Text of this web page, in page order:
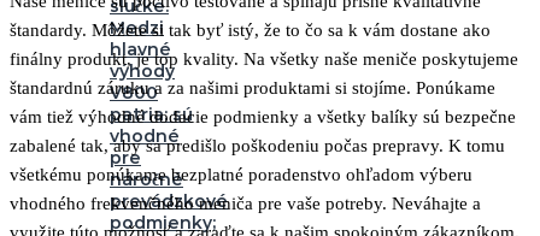
slučke.
Medzi
hlavné
výhody
V800
patria: sú
vhodné
pre
náročné
prevádzkové
podmienky;
štandardy. Môžete si tak byť istý, že to čo sa k vám dostane ako
finálny produkt, je top kvality. Na všetky naše meniče poskytujeme
štandardnú záruku a za našimi produktami si stojíme. Ponúkame
vám tiež výhodné dodacie podmienky a všetky balíky sú bezpečne
zabalené tak, aby sa predišlo poškodeniu počas prepravy. K tomu
všetkému ponúkame bezplatné poradenstvo ohľadom výberu
vhodného frekvenčného meniča pre vaše potreby. Neváhajte a